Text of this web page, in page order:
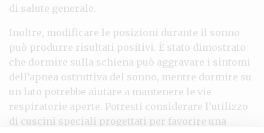
di salute generale.
Inoltre, modificare le posizioni durante il sonno
può produrre risultati positivi. È stato dimostrato
che dormire sulla schiena può aggravare i sintomi
dell’apnea ostruttiva del sonno, mentre dormire su
un lato potrebbe aiutare a mantenere le vie
respiratorie aperte. Potresti considerare l’utilizzo
di cuscini speciali progettati per favorire una